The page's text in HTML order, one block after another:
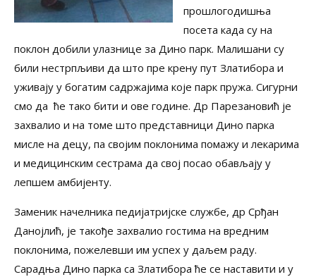
прошлогодишња
посета када су на
поклон добили улазнице за Дино парк. Малишани су
били нестрпљиви да што пре крену пут Златибора и
уживају у богатим садржајима које парк пружа. Сигурни
смо да ће тако бити и ове године. Др Парезановић је
захвалио и на томе што представници Дино парка
мисле на децу, па својим поклонима помажу и лекарима
и медицинским сестрама да свој посао обављају у
лепшем амбијенту.
Заменик начелника педијатријске службе, др Срђан
Данојлић, је такође захвалио гостима на вредним
поклонима, пожелевши им успех у даљем раду.
Сарадња Дино парка са Златибора ће се наставити и у